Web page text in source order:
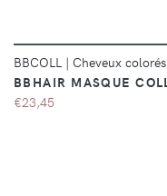
BBCOLL | Cheveux colorés
BBHAIR MASQUE
€23,45